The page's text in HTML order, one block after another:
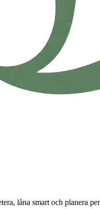
låna smart och planera